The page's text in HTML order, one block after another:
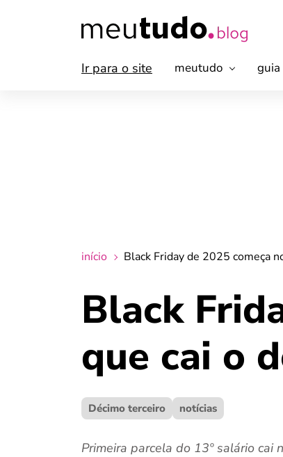
Ir para o site meutudo
início Black Friday de 2025 começa
Black
que cai o
Décimo terceiro notícias
Primeira parcela do 13º salário